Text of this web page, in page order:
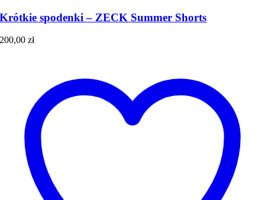
ma
wiele
stronie
produktu
Krótkie spodenki – ZECK Summer Shorts
200,00zł